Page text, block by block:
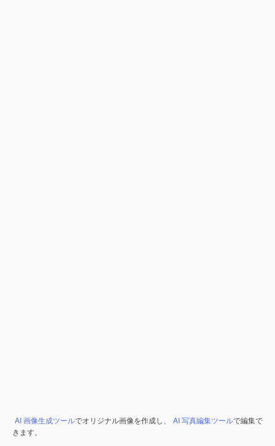
AI 画像生成ツールでオリジナル画像を作成し、 AI 写真編集ツールで編集で
きます。